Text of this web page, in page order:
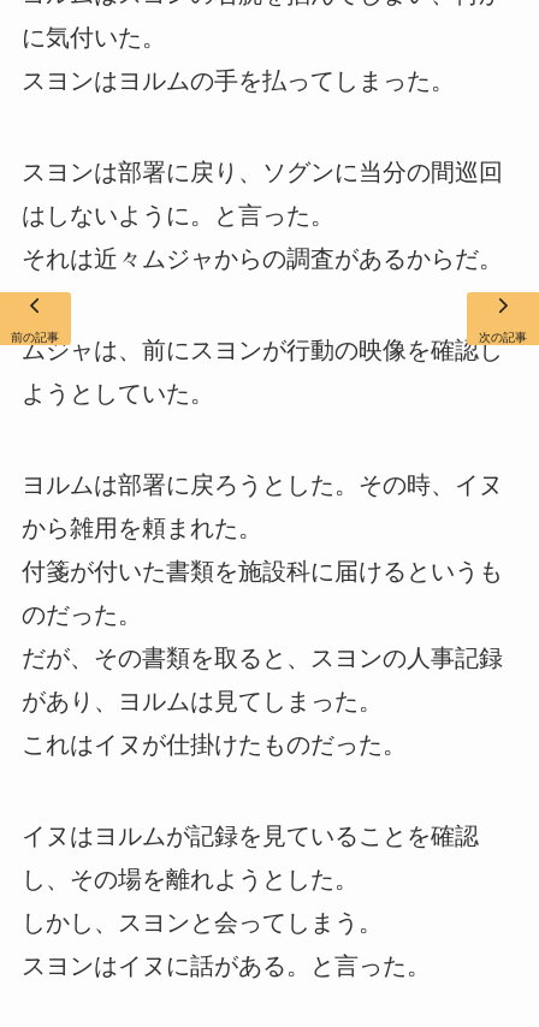
に気付いた。
スヨンはヨルムの手を払ってしまった。
スヨンは部署に戻り、ソグンに当分の間巡回
はしないように。と言った。
それは近々ムジャからの調査があるからだ。
ムジャは、前にスヨンが行動の映像を確認し
ようとしていた。
ヨルムは部署に戻ろうとした。その時、イヌ
から雑用を頼まれた。
付箋が付いた書類を施設科に届けるというも
のだった。
だが、その書類を取ると、スヨンの人事記録
があり、ヨルムは見てしまった。
これはイヌが仕掛けたものだった。
イヌはヨルムが記録を見ていることを確認
し、その場を離れようとした。
しかし、スヨンと会ってしまう。
スヨンはイヌに話がある。と言った。
前の記事 次の記事